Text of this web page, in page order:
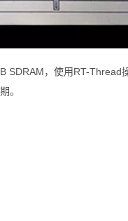
SDRAM，使用RT-
。